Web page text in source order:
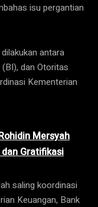
isu pergantian
antara
dan Otoritas
Kementerian
Mersyah
Gratifikasi
saling koordinasi
Keuangan, Bank